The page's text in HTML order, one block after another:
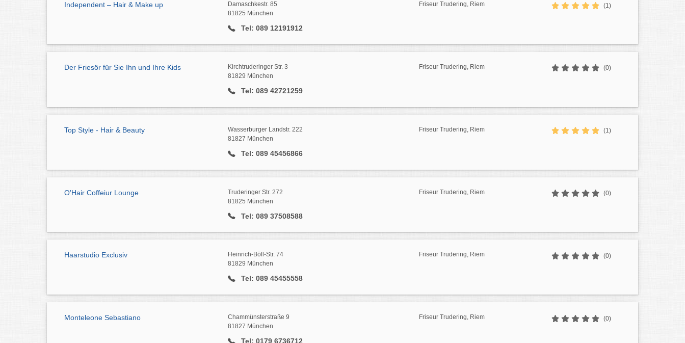
Independent – Hair & Make up
Damaschkestr. 85
81825 München
Tel: 089 12191912
Friseur Trudering, Riem (1)
Der Friesör für Sie Ihn und Ihre Kids
Kirchtruderinger Str. 3
81829 München
Tel: 089 42721259
Friseur Trudering, Riem (0)
Top Style - Hair & Beauty
Wasserburger Landstr. 222
81827 München
Tel: 089 45456866
Friseur Trudering, Riem (1)
O'Hair Coffeiur Lounge
Truderinger Str. 272
81825 München
Tel: 089 37508588
Friseur Trudering, Riem (0)
Haarstudio Exclusiv
Heinrich-Böll-Str. 74
81829 München
Tel: 089 45455558
Friseur Trudering, Riem (0)
Monteleone Sebastiano
Chammünsterstraße 9
81827 München
Tel: 0179 6736712
Friseur Trudering, Riem (0)